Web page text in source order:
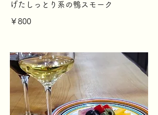
げたしっとり系の鴨スモーク
￥800